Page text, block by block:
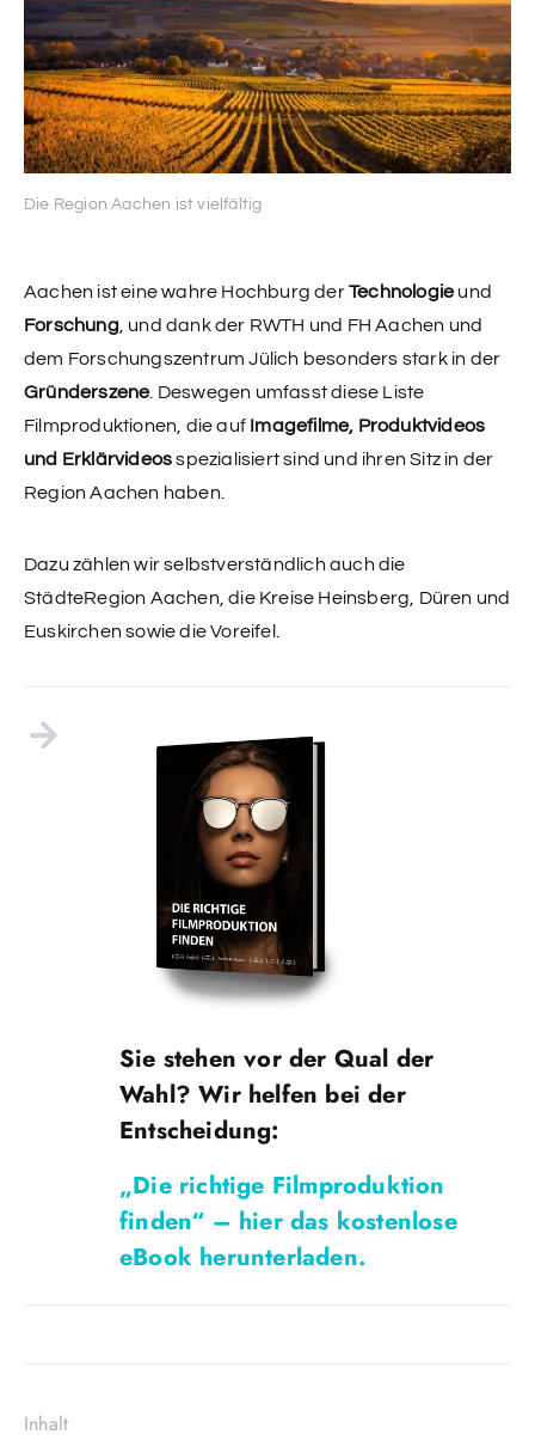
Die Region Aachen ist vielfältig
Aachen ist eine wahre Hochburg derTechnologieund
Forschung, und dank der RWTH und FH Aachen und
dem Forschungszentrum Jülich besonders stark in der
Gründerszene. Deswegen umfasst diese Liste
Filmproduktionen, die auf Imagefilme, Produktvideos
und Erklärvideosspezialisiert sind und ihren Sitz in der
Region Aachen haben.
Dazu zählen wir selbstverständlich auch die
StädteRegion Aachen, die Kreise Heinsberg, Düren und
Euskirchen sowie die Voreifel.
Sie stehen vor der Qual der
Wahl? Wir helfen bei der
Entscheidung:
„Die richtige Filmproduktion
finden“ – hier das kostenlose
eBook herunterladen.
Inhalt